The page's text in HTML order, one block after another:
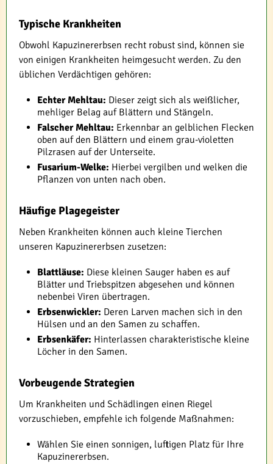
Typische Krankheiten
Obwohl Kapuzinererbsen recht robust sind, können sie
von einigen Krankheiten heimgesucht werden. Zu den
üblichen Verdächtigen gehören:
Echter Mehltau: Dieser zeigt sich als weißlicher,
mehliger Belag auf Blättern und Stängeln.
Falscher Mehltau: Erkennbar an gelblichen Flecken
oben auf den Blättern und einem grau-violetten
Pilzrasen auf der Unterseite.
Fusarium-Welke: Hierbei vergilben und welken die
Pflanzen von unten nach oben.
Häufige Plagegeister
Neben Krankheiten können auch kleine Tierchen
unseren Kapuzinererbsen zusetzen:
Blattläuse: Diese kleinen Sauger haben es auf
Blätter und Triebspitzen abgesehen und können
nebenbei Viren übertragen.
Erbsenwickler: Deren Larven machen sich in den
Hülsen und an den Samen zu schaffen.
Erbsenkäfer: Hinterlassen charakteristische kleine
Löcher in den Samen.
Vorbeugende Strategien
Um Krankheiten und Schädlingen einen Riegel
vorzuschieben, empfehle ich folgende Maßnahmen:
Wählen Sie einen sonnigen, luftigen Platz für Ihre
Kapuzinererbsen.